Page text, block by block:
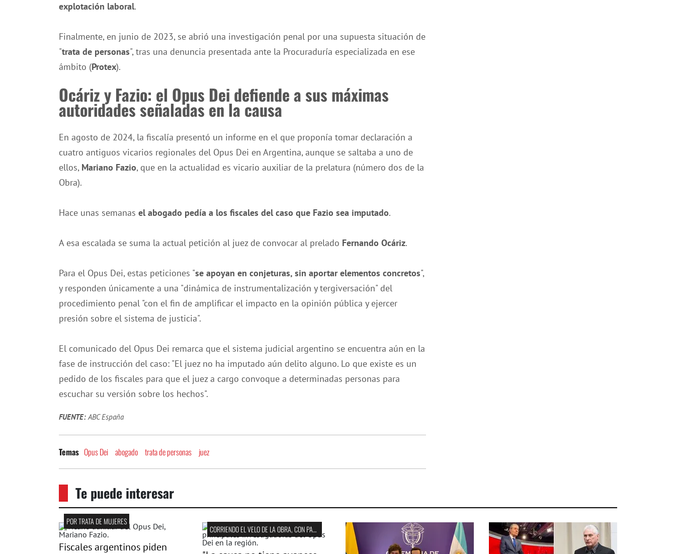
explotación laboral.
Finalmente, en junio de 2023, se abrió una investigación penal por una supuesta situación de
"trata de personas", tras una denuncia presentada ante la Procuraduría especializada en ese
ámbito (Protex).
Ocáriz y Fazio: el Opus Dei defiende a sus máximas
autoridades señaladas en la causa
En agosto de 2024, la fiscalía presentó un informe en el que proponía tomar declaración a
cuatro antiguos vicarios regionales del Opus Dei en Argentina, aunque se saltaba a uno de
ellos, Mariano Fazio, que en la actualidad es vicario auxiliar de la prelatura (número dos de la
Obra).
Hace unas semanas el abogado pedía a los fiscales del caso que Fazio sea imputado.
A esa escalada se suma la actual petición al juez de convocar al prelado Fernando Ocáriz.
Para el Opus Dei, estas peticiones "se apoyan en conjeturas, sin aportar elementos concretos",
y responden únicamente a una "dinámica de instrumentalización y tergiversación" del
procedimiento penal "con el fin de amplificar el impacto en la opinión pública y ejercer
presión sobre el sistema de justicia".
El comunicado del Opus Dei remarca que el sistema judicial argentino se encuentra aún en la
fase de instrucción del caso: "El juez no ha imputado aún delito alguno. Lo que existe es un
pedido de los fiscales para que el juez a cargo convoque a determinadas personas para
escuchar su versión sobre los hechos".
FUENTE:ABC España
Temas Opus Dei abogado trata de personas juez
Te puede interesar
POR TRATA DE MUJERES
Fiscales argentinos piden
CORRIENDO EL VELO DE LA OBRA, CON PAULA BISTAGNINO